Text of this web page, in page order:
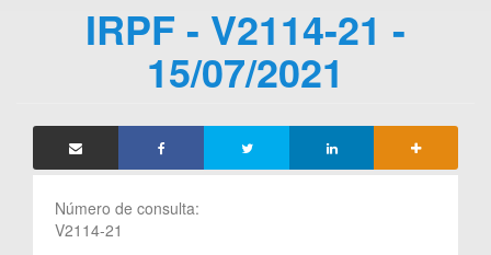
IRPF - V2114-21 -
15/07/2021
Número de consulta:
V2114-21